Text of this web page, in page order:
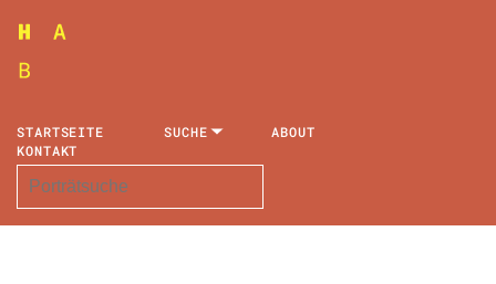
STARTSEITE SUCHE
ABOUT
KONTAKT